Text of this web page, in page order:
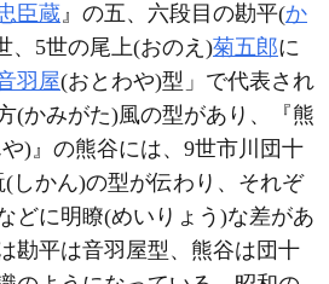
臣蔵』の五、六段目の勘平(か
、5世の尾上(おのえ)菊五郎に
羽屋(おとわや)型」で代表され
(かみがた)風の型があり、『熊
)』の熊谷には、9世市川団十
しかん)の型が伝わり、それぞ
どに明瞭(めいりょう)な差があ
勘平は音羽屋型、熊谷は団十